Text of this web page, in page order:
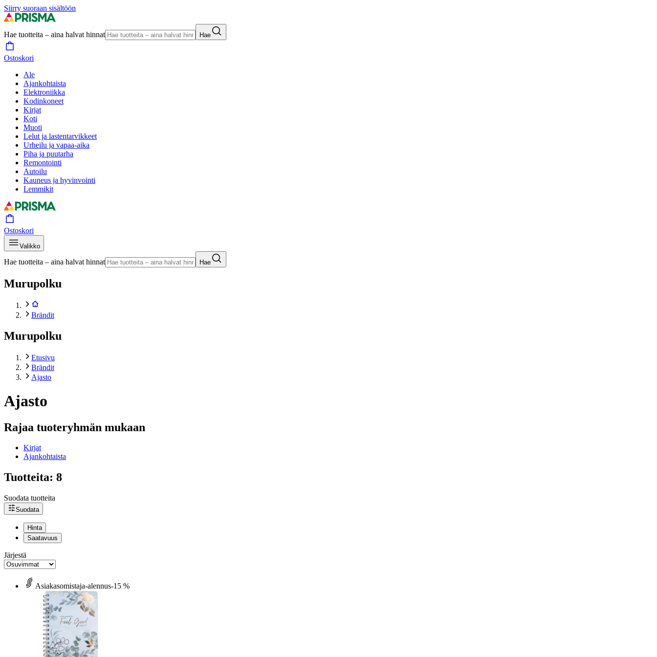
Siirry suoraan sisältöön
Hae tuotteita – aina halvat hinnat Hae
Ostoskori
Ale
Ajankohtaista
Elektroniikka
Kodinkoneet
Kirjat
Koti
Muoti
Lelut ja lastentarvikkeet
Urheilu ja vapaa-aika
Piha ja puutarha
Remontointi
Autoilu
Kauneus ja hyvinvointi
Lemmikit
Ostoskori
Valikko
Hae tuotteita – aina halvat hinnat Hae
Murupolku
Brändit
Murupolku
Etusivu
Brändit
Ajasto
Ajasto
Rajaa tuoteryhmän mukaan
Kirjat
Ajankohtaista
Tuotteita: 8
Suodata tuotteita
Suodata
Hinta
Saatavuus
Järjestä
Asiakasomistaja-alennus-15 %